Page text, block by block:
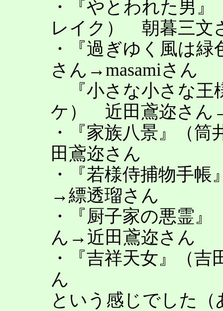
・『やとわれた男
レイク） 朝暮三文
・『過ぎゆく風は
さん→masamiさん
『小さな小さな王
ケ） 近田鳶迩さん
・『家族八景』（
田鳶迩さん
・『若様侍捕物手
→縹透瑠さん
・『厨子家の悪霊
ん→近田鳶迩さん
・『吉祥天女』（
ん
という感じでした